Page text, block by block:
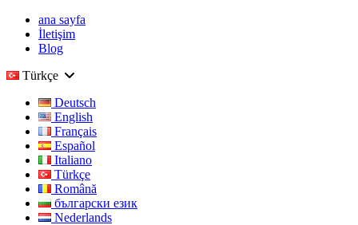
ana sayfa
İletişim
Blog
Türkçe
Deutsch
English
Français
Español
Italiano
Türkçe
Română
български език
Nederlands